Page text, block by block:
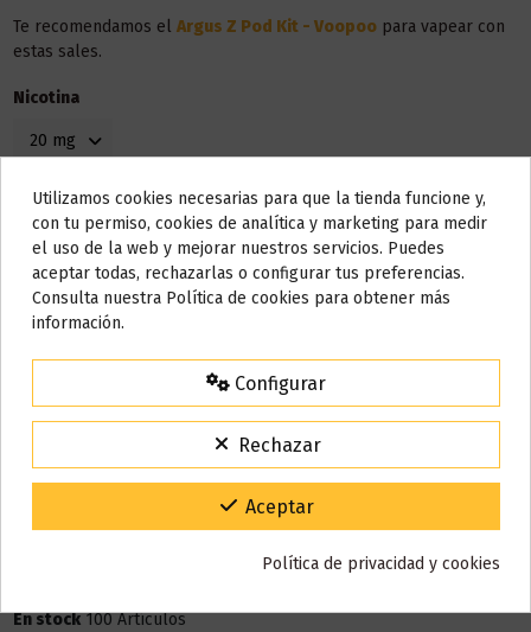
Te recomendamos el Argus Z Pod Kit - Voopoopara vapear con
estas sales.
Nicotina
Detalles del producto
50% VG / 50% PG
En stock 100 Artículos
Do not show again.
AVISO IMPORTANTE
Nos tomamos unos días
Todos los pedidos realizados desde el
15% de descuento
Para agradecerte la espera durante estos días.
Código:VACACIONES15
Gracias por tu paciencia y por seguir confiando en nosotros.
Utilizamos cookies necesarias para que la tienda funcione y,
con tu permiso, cookies de analítica y marketing para medir
el uso de la web y mejorar nuestros servicios. Puedes
aceptar todas, rechazarlas o configurar tus preferencias.
Consulta nuestra Política de cookies para obtener más
información.
Configurar
Rechazar
Aceptar
Política de privacidad y cookies